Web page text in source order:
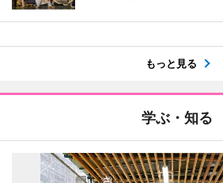
もっと見る
学ぶ・知る